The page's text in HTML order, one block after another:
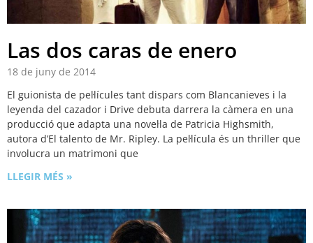
Las dos caras de enero
18 de juny de 2014
El guionista de pel·lícules tant dispars com Blancanieves i la
leyenda del cazador i Drive debuta darrera la càmera en una
producció que adapta una novel·la de Patricia Highsmith,
autora d’El talento de Mr. Ripley. La pel·lícula és un thriller que
involucra un matrimoni que
LLEGIR MÉS »